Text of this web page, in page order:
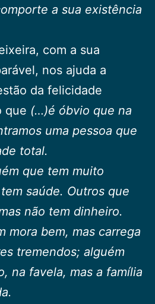
a sua existência
com a sua
nos ajuda a
da felicidade
que (…)é óbvio que na
uma pessoa que
total.
que tem muito
saúde. Outros que
não tem dinheiro.
mora bem, mas carrega
tremendos; alguém
na favela, mas a família